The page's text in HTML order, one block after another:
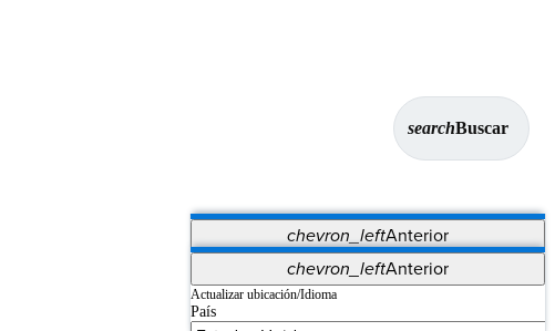
searchBuscar
chevron_leftAnterior
Vet Systems OrthoPedia Patient
Supplier Portal
Synergy Imaging & Resection
chevron_leftAnterior
Actualizar ubicación/Idioma
País